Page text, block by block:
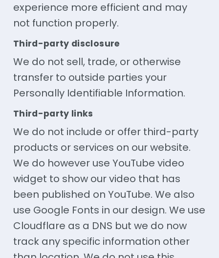
experience more efficient and may
not function properly.
Third-party disclosure
We do not sell, trade, or otherwise
transfer to outside parties your
Personally Identifiable Information.
Third-party links
We do not include or offer third-party
products or services on our website.
We do however use YouTube video
widget to show our video that has
been published on YouTube. We also
use Google Fonts in our design. We use
Cloudflare as a DNS but we do now
track any specific information other